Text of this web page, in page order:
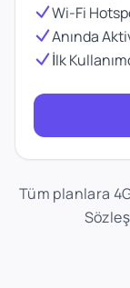
Wi-Fi
Anında
İlk
Tüm planlara